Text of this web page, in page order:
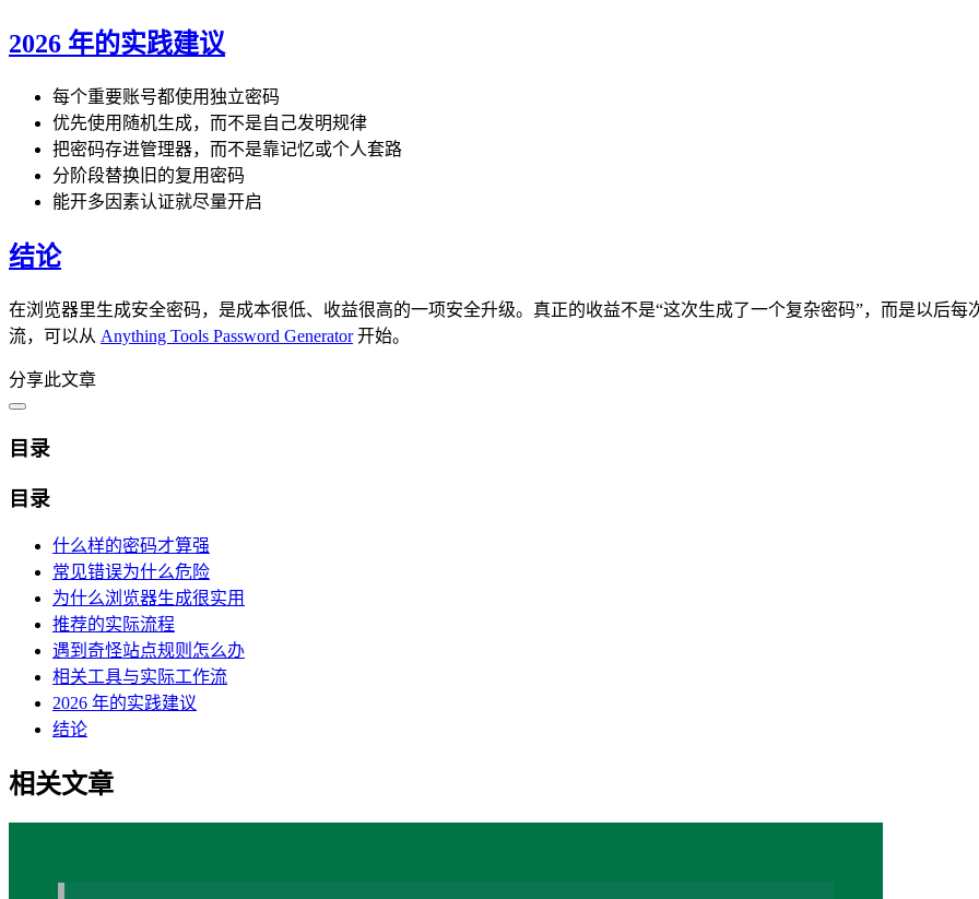
2026 年的实践建议
每个重要账号都使用独立密码
优先使用随机生成，而不是自己发明规律
把密码存进管理器，而不是靠记忆或个人套路
分阶段替换旧的复用密码
能开多因素认证就尽量开启
结论
在浏览器里生成安全密码，是成本很低、收益很高的一项安全升级。真正的收益不是“这次生成了一个复杂密码”，而是以后
流，可以从 Anything Tools Password Generator开始。
分享此文章
目录
目录
什么样的密码才算强
常见错误为什么危险
为什么浏览器生成很实用
推荐的实际流程
遇到奇怪站点规则怎么办
相关工具与实际工作流
2026 年的实践建议
结论
相关文章